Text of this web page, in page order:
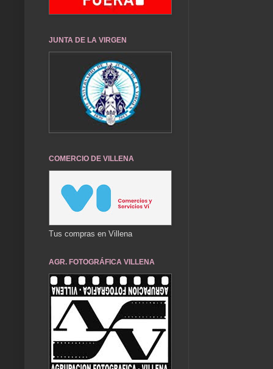
JUNTA DE LA VIRGEN
COMERCIO DE VILLENA
Tus compras en Villena
AGR. FOTOGRÁFICA VILLENA